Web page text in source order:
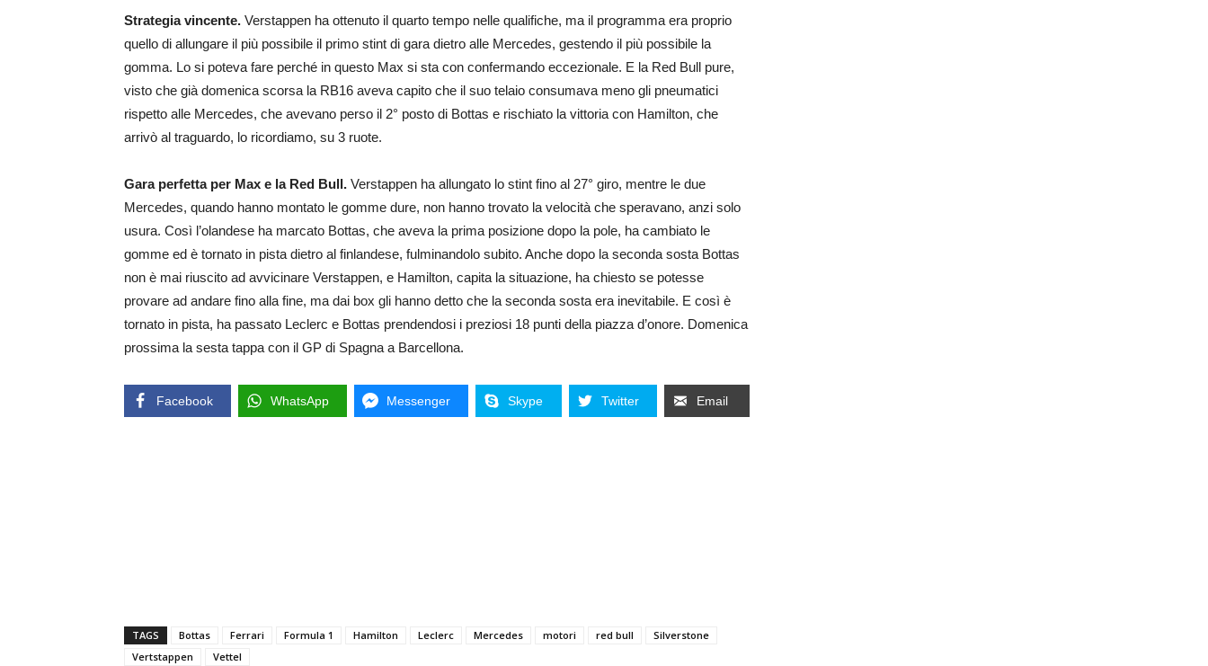
Strategia vincente. Verstappen ha ottenuto il quarto tempo nelle qualifiche, ma il programma era proprio
quello di allungare il più possibile il primo stint di gara dietro alle Mercedes, gestendo il più possibile la
gomma. Lo si poteva fare perché in questo Max si sta con confermando eccezionale. E la Red Bull pure,
visto che già domenica scorsa la RB16 aveva capito che il suo telaio consumava meno gli pneumatici
rispetto alle Mercedes, che avevano perso il 2° posto di Bottas e rischiato la vittoria con Hamilton, che
arrivò al traguardo, lo ricordiamo, su 3 ruote.
Gara perfetta per Max e la Red Bull. Verstappen ha allungato lo stint fino al 27° giro, mentre le due
Mercedes, quando hanno montato le gomme dure, non hanno trovato la velocità che speravano, anzi solo
usura. Così l’olandese ha marcato Bottas, che aveva la prima posizione dopo la pole, ha cambiato le
gomme ed è tornato in pista dietro al finlandese, fulminandolo subito. Anche dopo la seconda sosta Bottas
non è mai riuscito ad avvicinare Verstappen, e Hamilton, capita la situazione, ha chiesto se potesse
provare ad andare fino alla fine, ma dai box gli hanno detto che la seconda sosta era inevitabile. E così è
tornato in pista, ha passato Leclerc e Bottas prendendosi i preziosi 18 punti della piazza d’onore. Domenica
prossima la sesta tappa con il GP di Spagna a Barcellona.
Facebook WhatsApp Messenger Skype Twitter Email
TAGS Bottas Ferrari Formula 1 Hamilton Leclerc Mercedes motori red bull
Silverstone
Vertstappen
Vettel